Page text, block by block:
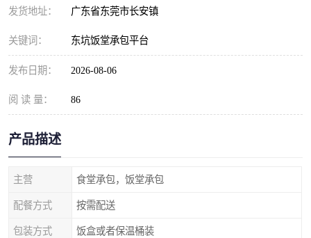
发货地址： 广东省东莞市长安镇
关键词： 东坑饭堂承包平台
发布日期： 2026-08-06
阅 读 量： 86
产品描述
主营 食堂承包，饭堂承包
配餐方式 按需配送
包装方式 饭盒或者保温桶装